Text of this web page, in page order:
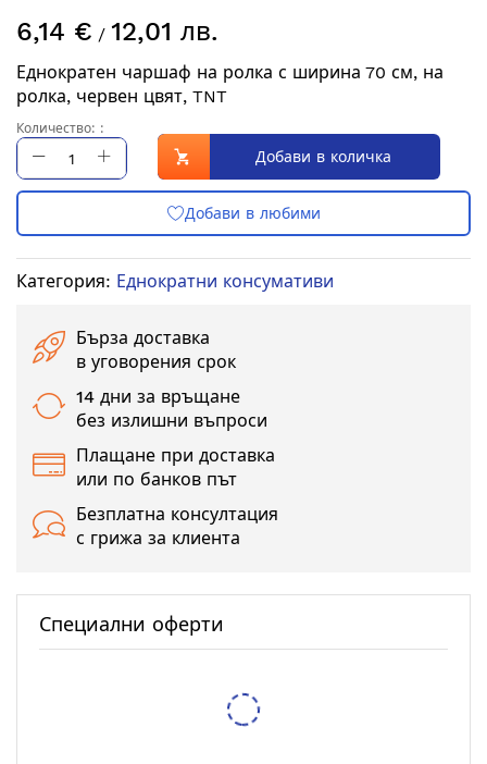
към
на
галерия
със
снимки
6,14 € / 12,01 лв.
Еднократен чаршаф на ролка с ширина 70 см, на
ролка, червен цвят, TNT
Количество: :
Добави в количка
Категория: Еднократни консумативи
Бърза доставка
в уговорения срок
14 дни за връщане
без излишни въпроси
Плащане при доставка
или по банков път
Безплатна консултация
с грижа за клиента
Специални оферти
10,99 лв. 6,14 €